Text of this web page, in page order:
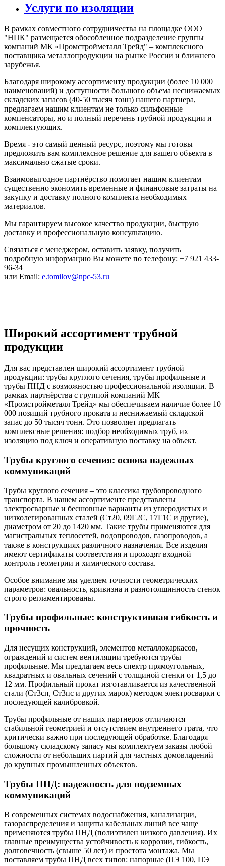
Услуги по изоляции
В рамках совместного сотрудничества на площадке ООО
"НПК" размещается обособленное подразделение группы
компаний МК «Промстройметалл Трейд" – комплексного
поставщика металлопродукции на рынке России и ближнего
зарубежья.
Благодаря широкому ассортименту продукции (более 10 000
наименований) и доступности большого объема неснижаемых
складских запасов (40-50 тысяч тонн) нашего партнера,
предлагаем нашим клиентам не только сильфонные
компенсаторы, но и полный перечень трубной продукции и
комплектующих.
Время - это самый ценный ресурс, поэтому мы готовы
предложить вам комплексное решение для вашего объекта в
максимально сжатые сроки.
Взаимовыгодное партнёрство помогает нашим клиентам
существенно экономить временные и финансовые затраты на
закупку и доставку полного комплекта необходимых
материалов.
Мы гарантируем высокое качество продукции, быструю
доставку и профессиональную консультацию.
Связаться с менеджером, оставить заявку, получить
подробную информацию Вы можете по телефону: +7 921 433-
96-34
или Email: e.tomilov@npc-53.ru
Широкий ассортимент трубной
продукции
Для вас представлен широкий ассортимент трубной
продукции: трубы круглого сечения, трубы профильные и
трубы ПНД с возможностью профессиональной изоляции. В
рамках партнёрства с группой компаний МК
«Промстройметалл Трейд» мы обеспечиваем наличие более 10
000 позиций трубного проката и неснижаемый складской
запас до 50 тысяч тонн. Это позволяет предлагать
комплексные решения: подбор необходимых труб, их
изоляцию под ключ и оперативную поставку на объект.
Трубы круглого сечения: основа надежных
коммуникаций
Трубы круглого сечения – это классика трубопроводного
транспорта. В нашем ассортименте представлены
электросварные и бесшовные варианты из углеродистых и
низколегированных сталей (Ст20, 09Г2С, 17Г1С и другие),
диаметром от 20 до 1420 мм. Такие трубы применяются для
магистральных теплосетей, водопроводов, газопроводов, а
также в конструкциях различного назначения. Все изделия
имеют сертификаты соответствия и проходят входной
контроль геометрии и химического состава.
Особое внимание мы уделяем точности геометрических
параметров: овальность, кривизна и разнотолщинность стенок
строго регламентированы.
Трубы профильные: конструктивная гибкость и
прочность
Для несущих конструкций, элементов металлокаркасов,
ограждений и систем вентиляции требуются трубы
профильные. Мы предлагаем весь спектр прямоугольных,
квадратных и овальных сечений с толщиной стенки от 1,5 до
12 мм. Профильный прокат изготавливается из качественной
стали (Ст3сп, Ст3пс и других марок) методом электросварки с
последующей калибровкой.
Трубы профильные от наших партнеров отличаются
стабильной геометрией и отсутствием внутреннего грата, что
критически важно при последующей обработке. Благодаря
большому складскому запасу мы комплектуем заказы любой
сложности от небольших партий для частных домовладений
до крупных промышленных объектов.
Трубы ПНД: надежность для подземных
коммуникаций
В современных системах водоснабжения, канализации,
газораспределения и защиты кабельных линий все чаще
применяются трубы ПНД (полиэтилен низкого давления). Их
главные преимущества устойчивость к коррозии, гибкость,
долговечность (свыше 50 лет) и простота монтажа. Мы
поставляем трубы ПНД всех типов: напорные (ПЭ 100, ПЭ